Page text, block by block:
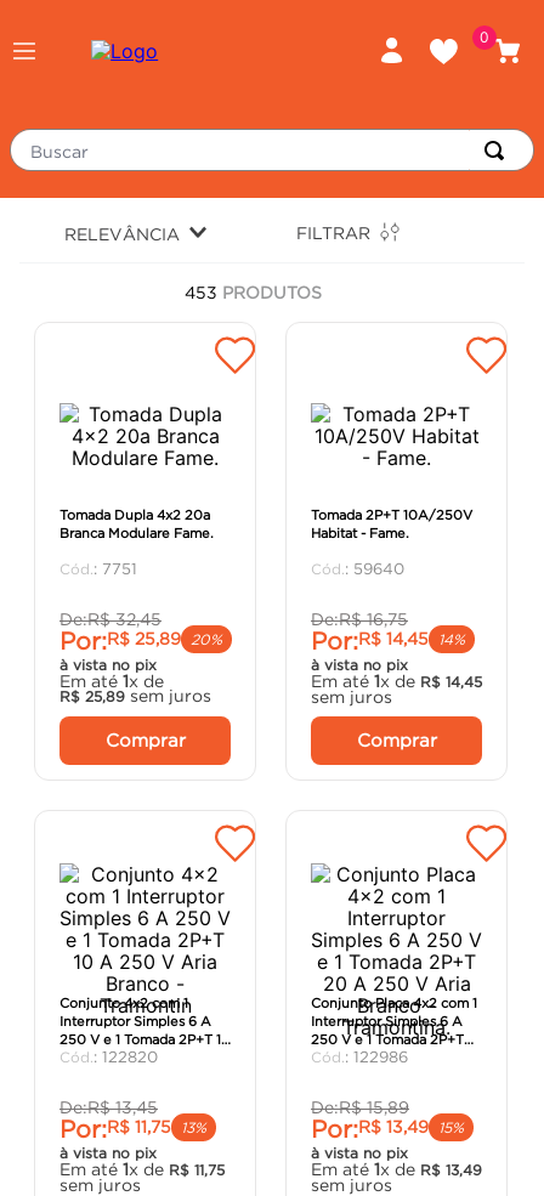
0
Buscar
RELEVÂNCIA FILTRAR
453 PRODUTOS
Tomada Dupla 4x2 20a
Branca Modulare Fame.
: 7751
De:R$ 32,45
Por:R$ 25,89
20%
à vista no pix
Em até 1x de
R$ 25,89 sem juros
Comprar
Tomada 2P+T 10A/250V
Habitat - Fame.
: 59640
De:R$ 16,75
Por:R$ 14,45
14%
à vista no pix
Em até 1x de R$ 14,45
sem juros
Comprar
Conjunto 4x2 com 1
Interruptor Simples 6 A
250 V e 1 Tomada 2P+T 10
A 250 V Aria Branco -
: 122820
De:R$ 13,45
Por:R$ 11,75
13%
à vista no pix
Em até 1x de R$ 11,75
sem juros
Conjunto Placa 4x2 com 1
Interruptor Simples 6 A
250 V e 1 Tomada 2P+T
20 A 250 V Aria Branco -
: 122986
De:R$ 15,89
Por:R$ 13,49
15%
à vista no pix
Em até 1x de R$ 13,49
sem juros
massa corrida
chuveiro
argamassa
º cadeira